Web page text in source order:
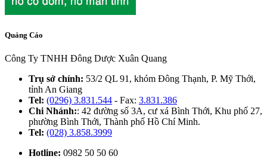
Quảng Cáo
Công Ty TNHH Đông Dược Xuân Quang
Trụ sở chính: 53/2 QL 91, khóm Đông Thạnh, P. Mỹ Thới,
tỉnh An Giang
Tel: (0296) 3.831.544 - Fax: 3.831.386
Chi Nhánh:: 42 đường số 3A, cư xá Bình Thới, Khu phố 27,
phường Bình Thới, Thành phố Hồ Chí Minh.
Tel: (028) 3.858.3999
Hotline: 0982 50 50 60